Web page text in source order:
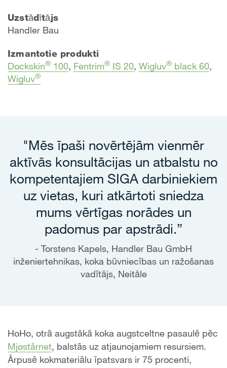
Uzstādītājs
Handler Bau
Izmantotie produkti
Dockskin® 100, Fentrim® IS 20, Wigluv® black 60,
Wigluv®
"Mēs īpaši novērtējām vienmēr
aktīvās konsultācijas un atbalstu no
kompetentajiem SIGA darbiniekiem
uz vietas, kuri atkārtoti sniedza
mums vērtīgas norādes un
padomus par apstrādi.”
Torstens Kapels, Handler Bau GmbH
inženiertehnikas, koka būvniecības un ražošanas
vadītājs, Neitāle
HoHo, otrā augstākā koka augstceltne pasaulē pēc
Mjøstårnet, balstās uz atjaunojamiem resursiem.
Ārpusē kokmateriālu īpatsvars ir 75 procenti,